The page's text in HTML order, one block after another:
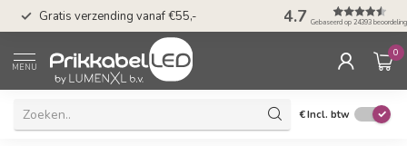
Gratis verzending vanaf €55,- 50 dagen
Klarna
4.7 Gebaseerd op 24393
MENU
0
€Incl. btw